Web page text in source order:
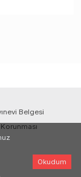
Belgesi
Okudum